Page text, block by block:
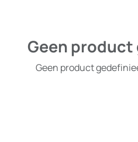
Geen
Geen product